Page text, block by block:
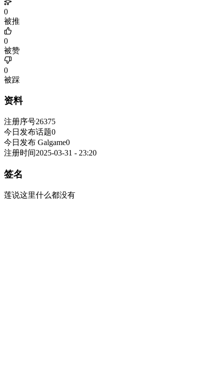
0
被推
0
被赞
0
被踩
资料
注册序号26375
今日发布话题0
今日发布 Galgame0
注册时间2025-03-31 - 23:20
签名
莲说这里什么都没有